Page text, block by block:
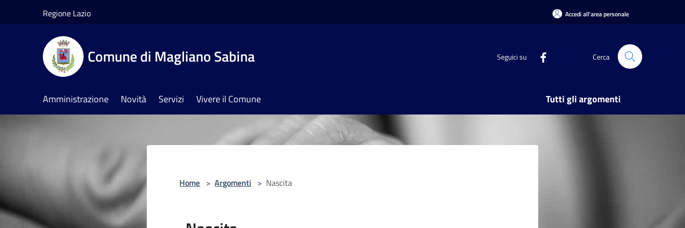
Regione Lazio Accedi all'area personale
Comune di Magliano Sabina Seguici su Cerca
Amministrazione Novità Servizi Vivere il Comune Tutti gli argomenti
Home > Argomenti > Nascita